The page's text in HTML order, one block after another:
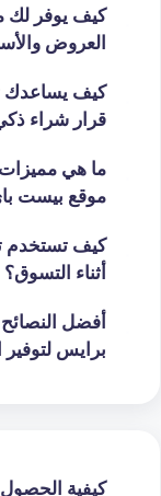
كيف يوفر لك
العروض
كيف يساعدك
قرار شراء
ما هي مميزات
موقع بيست
كيف تستخدم
أثناء التسوق؟
أفضل
برايس لتوفير
كيفية